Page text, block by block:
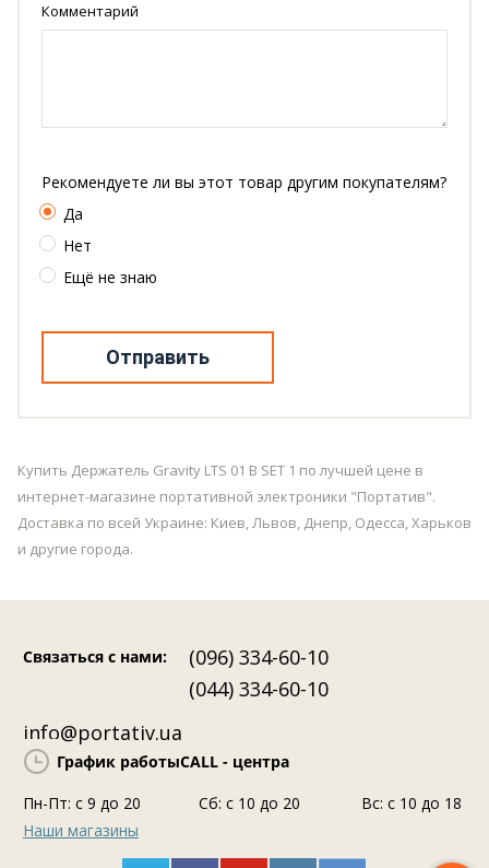
Комментарий
Рекомендуете ли вы этот товар другим покупателям?
Да
Нет
Ещё не знаю
Отправить
Купить Держатель Gravity LTS 01 B SET 1 по лучшей цене в
интернет-магазине портативной электроники "Портатив".
Доставка по всей Украине: Киев, Львов, Днепр, Одесса, Харьков
и другие города.
Связаться с нами:
(096) 334-60-10
(044) 334-60-10
info@portativ.ua
График работыCALL - центра
Пн-Пт: c 9 до 20
Сб: с 10 до 20
Вс: с 10 до 18
Наши магазины